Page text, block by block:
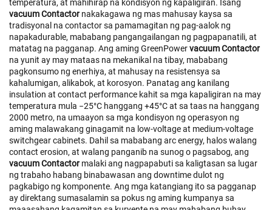
temperatura, at mahihirap na kondisyon ng kapaligiran. Isang
vacuum Contactor nakakagawa ng mas mahusay kaysa sa
tradisyonal na contactor sa pamamagitan ng pag-aalok ng
napakadurable, mababang pangangailangan ng pagpapanatili, at
matatag na pagganap. Ang aming GreenPowervacuum Contactor
na yunit ay may mataas na mekanikal na tibay, mababang
pagkonsumo ng enerhiya, at mahusay na resistensya sa
kahalumigan, alikabok, at korosyon. Panatag ang kanilang
insulation at contact performance kahit sa mga kapaligiran na may
temperatura mula −25°C hanggang +45°C at sa taas na hanggang
2000 metro, na umaayon sa mga kondisyon ng operasyon ng
aming malawakang ginagamit na low-voltage at medium-voltage
switchgear cabinets. Dahil sa mababang arc energy, halos walang
contact erosion, at walang panganib na sunog o pagsabog, ang
vacuum Contactor malaki ang nagpapabuti sa kaligtasan sa lugar
ng trabaho habang binabawasan ang downtime dulot ng
pagkabigo ng komponente. Ang mga katangiang ito sa pagganap
ay direktang sumasalamin sa pokus ng aming kumpanya sa